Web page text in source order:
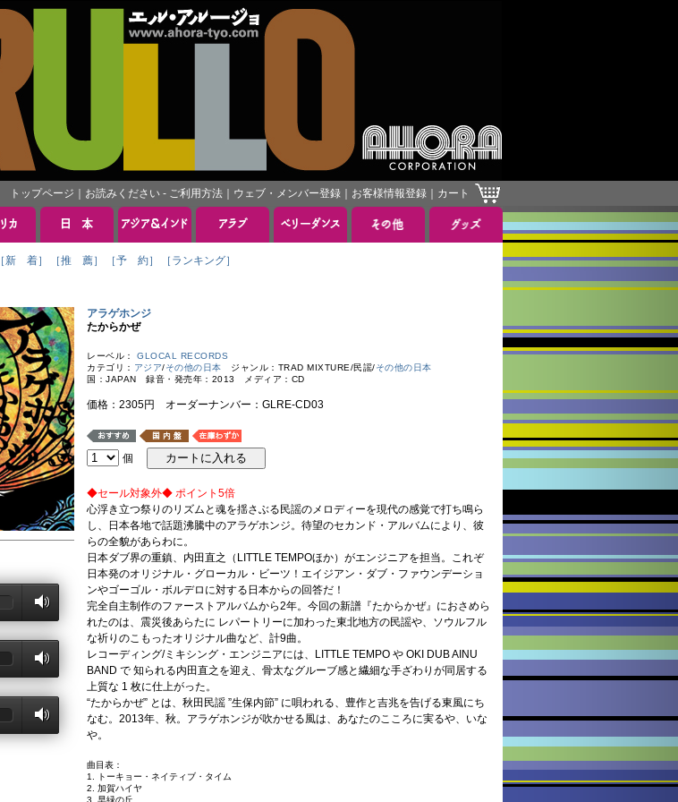
トップページ お読みください - ご利用方法 ウェブ・メンバー登録 お客様情報登録 カート
［新 着］ ［推 薦］ ［予 約］ ［ランキング］
アラゲホンジ
たからかぜ
レーベル： GLOCAL RECORDS
カテゴリ： アジア/その他の日本 ジャンル：TRAD MIXTURE/民謡/その他の日本
国：JAPAN 録音・発売年：2013 メディア：CD
価格：2305円 オーダーナンバー：GLRE-CD03
個
◆セール対象外◆ ポイント5倍
心浮き立つ祭りのリズムと魂を揺さぶる民謡のメロディーを現代の感覚で打ち鳴ら
し、日本各地で話題沸騰中のアラゲホンジ。待望のセカンド・アルバムにより、彼
らの全貌があらわに。
日本ダブ界の重鎮、内田直之（LITTLE TEMPOほか）がエンジニアを担当。これぞ
日本発のオリジナル・グローカル・ビーツ！エイジアン・ダブ・ファウンデーショ
ンやゴーゴル・ボルデロに対する日本からの回答だ！
完全自主制作のファーストアルバムから2年。今回の新譜『たからかぜ』におさめら
れたのは、震災後あらたに レパートリーに加わった東北地方の民謡や、ソウルフル
な祈りのこもったオリジナル曲など、計9曲。
レコーディング/ミキシング・エンジニアには、LITTLE TEMPO や OKI DUB AINU
BAND で 知られる内田直之を迎え、骨太なグルーブ感と繊細な手ざわりが同居する
上質な 1 枚に仕上がった。
“たからかぜ” とは、秋田民謡 ”生保内節” に唄われる、豊作と吉兆を告げる東風にち
なむ。2013年、秋。アラゲホンジが吹かせる風は、あなたのこころに実るや、いな
や。
曲目表：
1. トーキョー・ネイティブ・タイム
2. 加賀ハイヤ
3. 早緑の丘